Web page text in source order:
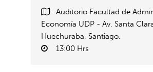
Auditorio Facultad de
Economía UDP - Av. Santa
Huechuraba, Santiago.
13:00 Hrs